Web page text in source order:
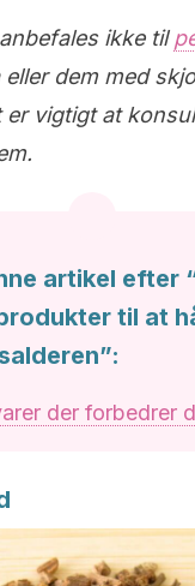
ikke til
dem med
er vigtigt at
artikel efter
til at
der forbedrer